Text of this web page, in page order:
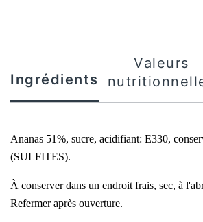
Ingrédients
Valeurs
Ananas 51%, sucre, acidifiant: E330,
(SULFITES).
À conserver dans un endroit frais, sec, à
Refermer après ouverture.